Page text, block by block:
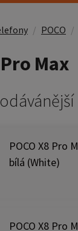
POCO
Max
POCO X8 Pro
bílá (White)
POCO X8 Pro